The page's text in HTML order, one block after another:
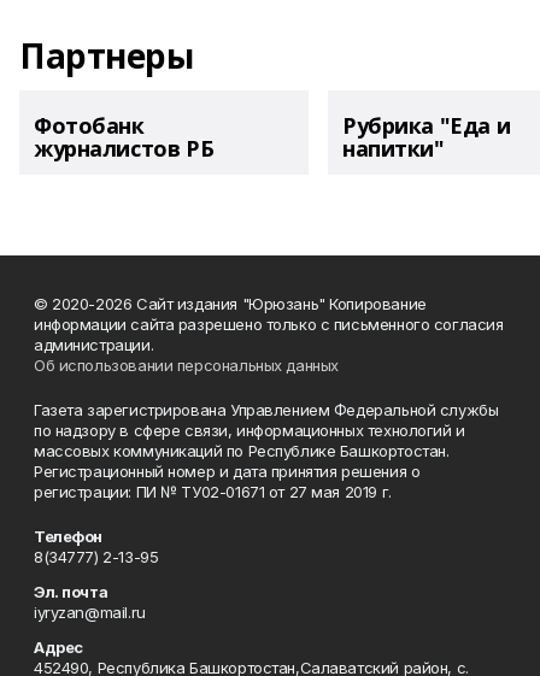
Партнеры
Фотобанк
журналистов РБ
Рубрика "Еда и
напитки"
© 2020-2026 Сайт издания "Юрюзань" Копирование
информации сайта разрешено только с письменного согласия
администрации.
Об использовании персональных данных
Газета зарегистрирована Управлением Федеральной службы
по надзору в сфере связи, информационных технологий и
массовых коммуникаций по Республике Башкортостан.
Регистрационный номер и дата принятия решения о
регистрации: ПИ № ТУ02-01671 от 27 мая 2019 г.
Телефон
8(34777) 2-13-95
Эл. почта
iyryzan@mail.ru
Адрес
452490, Республика Башкортостан,Салаватский район, с.